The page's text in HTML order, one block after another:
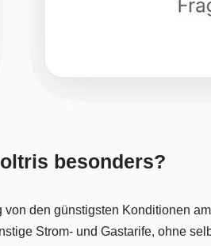
besonders?
den günstigsten Konditionen
Strom- und Gastarife, ohne